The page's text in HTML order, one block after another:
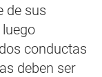
de sus
conductas
deben ser